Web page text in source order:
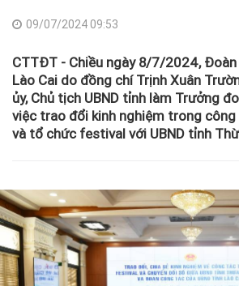
09/07/2024 09:53
CTTĐT - Chiều ngày 8/7/2024,
Lào Cai do đồng chí Trịnh Xuân
ủy, Chủ tịch UBND tỉnh làm Trưởng
việc trao đổi kinh nghiệm trong
và tổ chức festival với UBND tỉnh